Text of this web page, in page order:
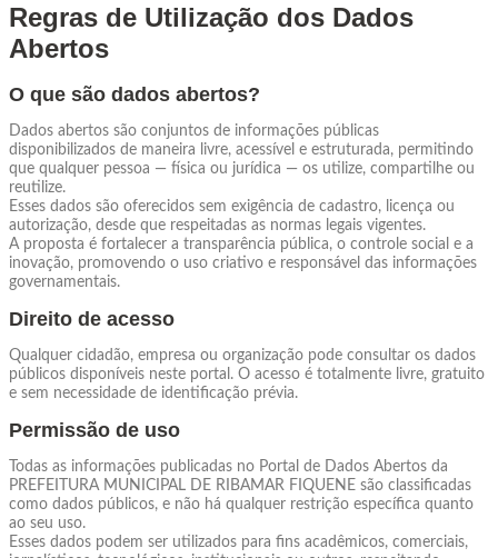
Regras de Utilização dos Dados
Abertos
O que são dados abertos?
Dados abertos são conjuntos de informações públicas
disponibilizados de maneira livre, acessível e estruturada, permitindo
que qualquer pessoa — física ou jurídica — os utilize, compartilhe ou
reutilize.
Esses dados são oferecidos sem exigência de cadastro, licença ou
autorização, desde que respeitadas as normas legais vigentes.
A proposta é fortalecer a transparência pública, o controle social e a
inovação, promovendo o uso criativo e responsável das informações
governamentais.
Direito de acesso
Qualquer cidadão, empresa ou organização pode consultar os dados
públicos disponíveis neste portal. O acesso é totalmente livre, gratuito
e sem necessidade de identificação prévia.
Permissão de uso
Todas as informações publicadas no Portal de Dados Abertos da
PREFEITURA MUNICIPAL DE RIBAMAR FIQUENE são classificadas
como dados públicos, e não há qualquer restrição específica quanto
ao seu uso.
Esses dados podem ser utilizados para fins acadêmicos, comerciais,